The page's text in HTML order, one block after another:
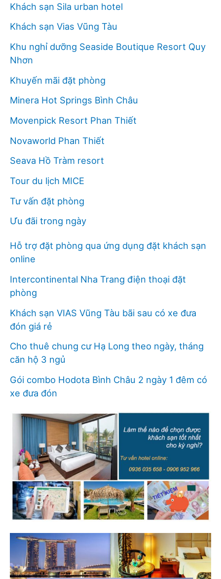
Khách sạn Sila urban hotel
Khách sạn Vias Vũng Tàu
Khu nghỉ dưỡng Seaside Boutique Resort Quy
Nhơn
Khuyến mãi đặt phòng
Minera Hot Springs Bình Châu
Movenpick Resort Phan Thiết
Novaworld Phan Thiết
Seava Hồ Tràm resort
Tour du lịch MICE
Tư vấn đặt phòng
Ưu đãi trong ngày
Hỗ trợ đặt phòng qua ứng dụng đặt khách sạn
online
Intercontinental Nha Trang điện thoại đặt
phòng
Khách sạn VIAS Vũng Tàu bãi sau có xe đưa
đón giá rẻ
Cho thuê chung cư Hạ Long theo ngày, tháng
căn hộ 3 ngủ
Gói combo Hodota Bình Châu 2 ngày 1 đêm có
xe đưa đón